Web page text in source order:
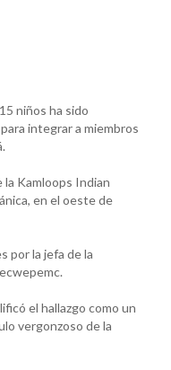
niños ha sido
integrar a miembros
Kamloops Indian
en el oeste de
por la jefa de la
el hallazgo como un
vergonzoso de la